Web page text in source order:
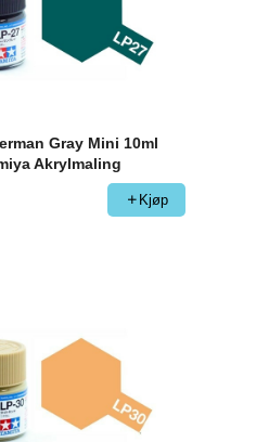
Gray Mini 10ml
Akrylmaling
Kjøp